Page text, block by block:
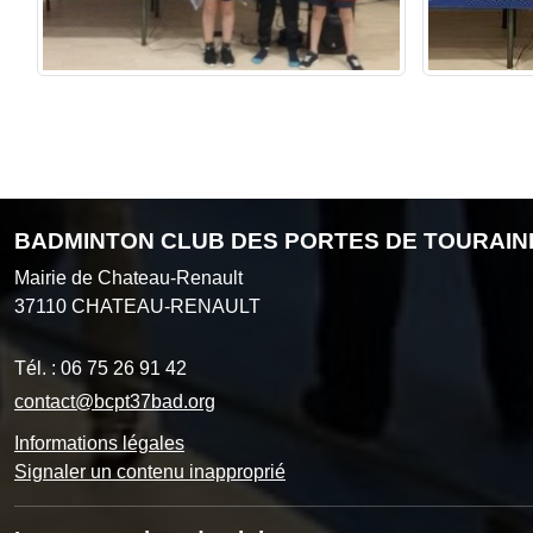
BADMINTON CLUB DES PORTES DE
Mairie de Chateau-Renault
37110 CHATEAU-RENAULT
Tél. : 06 75 26 91 42
contact@bcpt37bad.org
Informations légales
Signaler un contenu inapproprié